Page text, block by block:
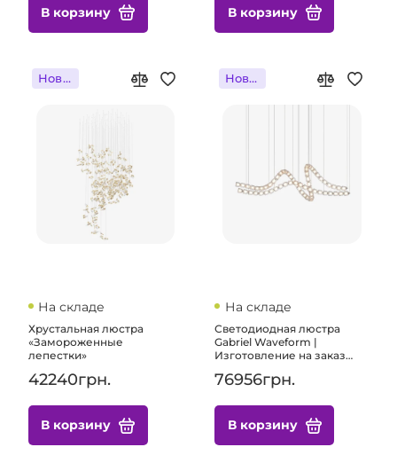
В корзину В корзину
Новинка
На складе
Хрустальная люстра
«Замороженные
лепестки»
42240грн.
В корзину
Новинка
На складе
Светодиодная люстра
Gabriel Waveform |
Изготовление на заказ
домов и коммерческих
76956грн.
В корзину